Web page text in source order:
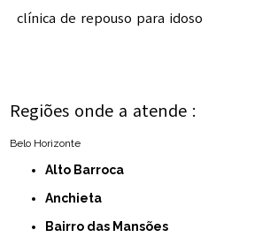
clínica de repouso para idoso
Regiões onde a atende :
Belo Horizonte
Alto Barroca
Anchieta
Bairro das Mansões